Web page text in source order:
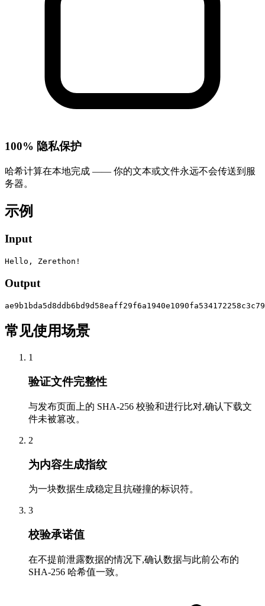
100% 隐私保护
哈希计算在本地完成 —— 你的文本或文件永远不会传送到服
务器。
示例
Input
Hello, Zerethon!
Output
常见使用场景
1
验证文件完整性
与发布页面上的 SHA-256 校验和进行比对,确认下载文
件未被篡改。
2
为内容生成指纹
为一块数据生成稳定且抗碰撞的标识符。
3
校验承诺值
在不提前泄露数据的情况下,确认数据与此前公布的
SHA-256 哈希值一致。